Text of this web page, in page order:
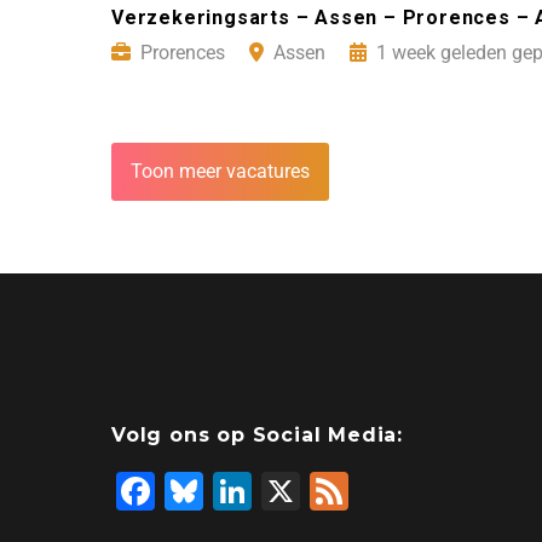
Verzekeringsarts – Assen – Prorences –
Prorences
Assen 1 week geleden
Toon meer vacatures
Volg ons op Social Media:
F
Bl
Li
X